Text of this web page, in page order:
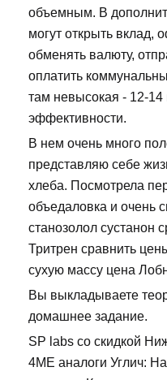
объемным. В
могут открыть вклад,
обменять валюту,
оплатить
там невысокая - 12-14
эффективности.
В нем очень много
представляю себе
хлеба. Посмотрела
объедаловка и очень
станозолол сустанон
Тритрен сравнить
сухую массу цена
Вы выкладываете
домашнее задание.
SP labs со скидкой
4ME аналоги Углич: